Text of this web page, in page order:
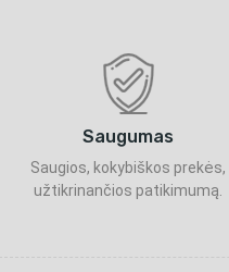
Saugumas
Saugios, kokybiškos prekės,
užtikrinančios patikimumą.